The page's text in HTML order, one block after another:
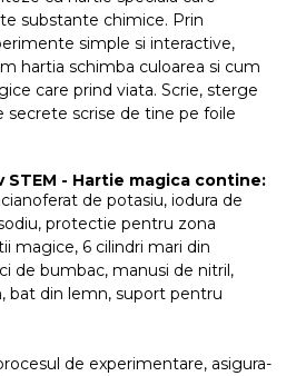
substante chimice. Prin
simple si interactive,
hartia schimba culoarea si cum
care prind viata. Scrie, sterge
secrete scrise de tine pe foile
- Hartie magica contine:
de potasiu, iodura de
protectie pentru zona
magice, 6 cilindri mari din
de bumbac, manusi de nitril,
bat din lemn, suport pentru
de experimentare, asigura-